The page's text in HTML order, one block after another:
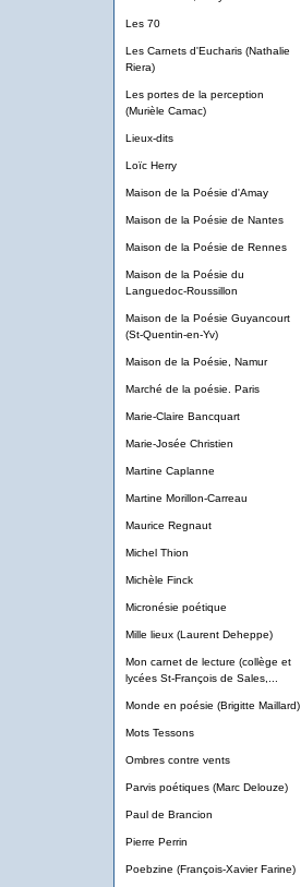
Les 70
Les Carnets d'Eucharis (Nathalie
Riera)
Les portes de la perception
(Murièle Camac)
Lieux-dits
Loïc Herry
Maison de la Poésie d'Amay
Maison de la Poésie de Nantes
Maison de la Poésie de Rennes
Maison de la Poésie du
Languedoc-Roussillon
Maison de la Poésie Guyancourt
(St-Quentin-en-Yv)
Maison de la Poésie, Namur
Marché de la poésie. Paris
Marie-Claire Bancquart
Marie-Josée Christien
Martine Caplanne
Martine Morillon-Carreau
Maurice Regnaut
Michel Thion
Michèle Finck
Micronésie poétique
Mille lieux (Laurent Deheppe)
Mon carnet de lecture (collège et
lycées St-François de Sales,...
Monde en poésie (Brigitte Maillard)
Mots Tessons
Ombres contre vents
Parvis poétiques (Marc Delouze)
Paul de Brancion
Pierre Perrin
Poebzine (François-Xavier Farine)